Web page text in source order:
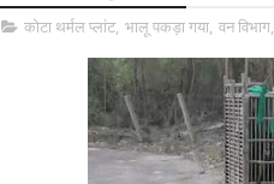
कोटा थर्मल प्लांट, भालू पकड़ा गया, वन विभाग,